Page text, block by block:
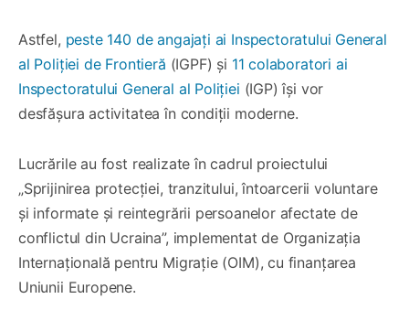
Astfel, peste 140 de angajați ai Inspectoratului General
al Poliției de Frontieră (IGPF) și 11 colaboratori ai
Inspectoratului General al Poliției (IGP) își vor
desfășura activitatea în condiții moderne.
Lucrările au fost realizate în cadrul proiectului
„Sprijinirea protecției, tranzitului, întoarcerii voluntare
și informate și reintegrării persoanelor afectate de
conflictul din Ucraina”, implementat de Organizația
Internațională pentru Migrație (OIM), cu finanțarea
Uniunii Europene.